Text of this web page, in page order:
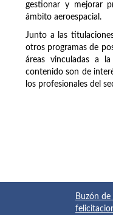
gestionar y mejorar
ámbito aeroespacial.
Junto a las
otros programas de
áreas vinculadas a
contenido son de
los profesionales del
Buzón de